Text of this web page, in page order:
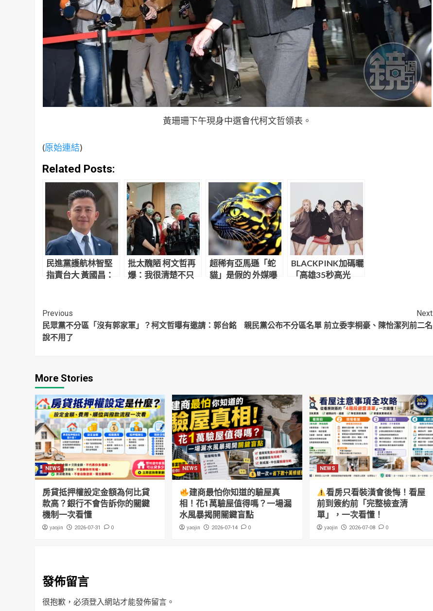
黃珊珊下午現身中選會代柯文哲領表。
(原始連結)
Related Posts:
民進黨護航林智堅
指責台大 黃國昌：
批太醜陋 柯文哲再
爆：我很清楚不只
超稀有亞馬遜「蛇
貓」是假的 外媒曝
BLACKPINK加碼曬
「高雄35秒高光
Continue
Reading
Previous
民眾黨不分區「沒有郭家軍」？柯文哲曝有邀請：郭台銘
說不用了
Next
親民黨公布不分區名單 前立委李桐豪、陳怡潔列前二名
More Stories
NEWS
房貸抵押權設定金額為何比貸
款高？銀行不會告訴你的關鍵
機制一次看懂
yaojin 2026-07-31 0
NEWS
建商最怕你知道的驗屋真
相！花1萬驗屋值得嗎？一場漏
水風暴揭開關鍵盲點
yaojin 2026-07-14 0
NEWS
看房只看裝潢會後悔！看屋
前到簽約前「完整檢查清
單」，一次看懂！
yaojin 2026-07-08 0
發佈留言
很抱歉，必須登入網站才能發佈留言。